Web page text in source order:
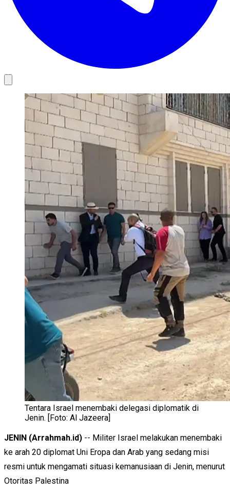
Tentara Israel menembaki delegasi diplomatik di
Jenin. [Foto: Al Jazeera]
JENIN (Arrahmah.id) -- Militer Israel melakukan menembaki
ke arah 20 diplomat Uni Eropa dan Arab yang sedang misi
resmi untuk mengamati situasi kemanusiaan di Jenin, menurut
Otoritas Palestina